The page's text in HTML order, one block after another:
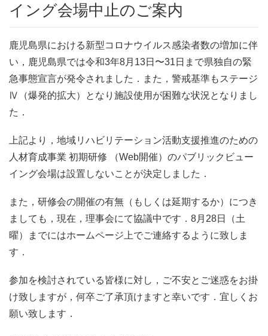
イング会場中止のご案内
鹿児島県における新型コロナウイルス感染者数の増加に伴
い，鹿児島県では令和3年8月13日〜31日まで県独自の緊
急事態宣言が発令されました．また，警戒基準もステージ
Ⅳ（爆発的拡大）となり施設使用が困難な状況となりまし
た．
上記より，地域リハビリテーション活動支援推進のための
人材育成事業 初期研修 （Web開催）のパブリックビュー
イング会場は設置しないことが決定しました．
また，研修会の開催の有無（もしくは延期するか）につき
ましても，現在，理事会にて協議中です．8月28日（土
曜）までにはホームページ上でご連絡するように致しま
す．
参加を検討されている皆様に対し，ご不安とご迷惑をお掛
け致しますが，何卒ご了承頂けますと幸いです．宜しくお
願い致します．